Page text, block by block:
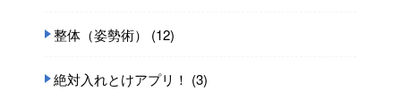
整体（姿勢術） (12)
絶対入れとけアプリ！ (3)